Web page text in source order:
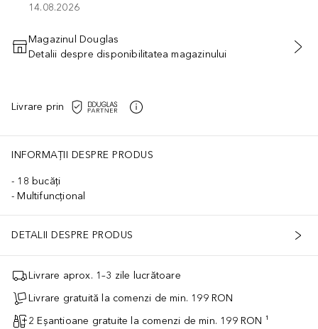
14.08.2026
ADĂUGAȚI ÎN COŞ
Magazinul Douglas
Detalii despre disponibilitatea magazinului
Livrare prin
INFORMAȚII DESPRE PRODUS
18 bucăți
Multifuncțional
DETALII DESPRE PRODUS
Livrare aprox. 1–3 zile lucrătoare
Livrare gratuită la comenzi de min. 199 RON
2 Eșantioane gratuite la comenzi de min. 199 RON ¹